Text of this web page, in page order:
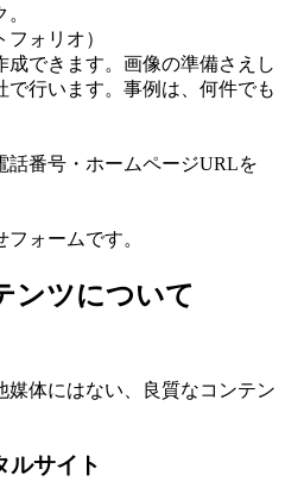
ォリオ）
できます。画像の準備さえし
行います。事例は、何件でも
話番号・ホームページURLを
ォームです。
ンツについて
体にはない、良質なコンテン
ルサイト